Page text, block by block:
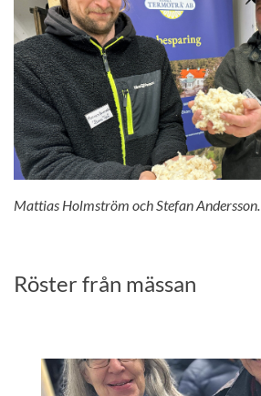
Mattias Holmström och Stefan Andersson.
Röster från mässan